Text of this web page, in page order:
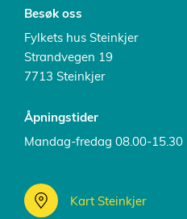
Besøk oss
Fylkets hus Steinkjer
Strandvegen 19
7713 Steinkjer
Åpningstider
Mandag-fredag 08.00-15.30
Kart Steinkjer